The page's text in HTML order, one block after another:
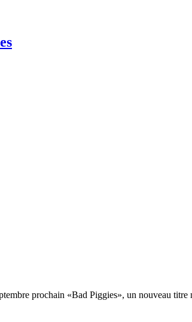
prochain «Bad Piggies», un nouveau